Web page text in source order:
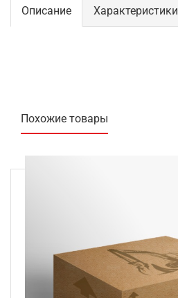
Описание Характеристики
Похожие товары